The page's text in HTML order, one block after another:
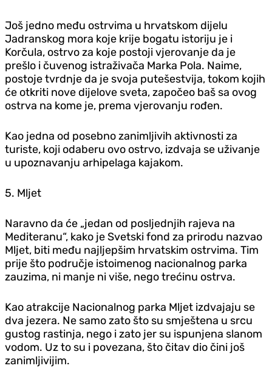
Još jedno među ostrvima u hrvatskom dijelu
Jadranskog mora koje krije bogatu istoriju je i
Korčula, ostrvo za koje postoji vjerovanje da je
prešlo i čuvenog istraživača Marka Pola. Naime,
postoje tvrdnje da je svoja putešestvija, tokom kojih
će otkriti nove dijelove sveta, započeo baš sa ovog
ostrva na kome je, prema vjerovanju rođen.
Kao jedna od posebno zanimljivih aktivnosti za
turiste, koji odaberu ovo ostrvo, izdvaja se uživanje
u upoznavanju arhipelaga kajakom.
5. Mljet
Naravno da će „jedan od posljednjih rajeva na
Mediteranu“, kako je Svetski fond za prirodu nazvao
Mljet, biti među najljepšim hrvatskim ostrvima. Tim
prije što područje istoimenog nacionalnog parka
zauzima, ni manje ni više, nego trećinu ostrva.
Kao atrakcije Nacionalnog parka Mljet izdvajaju se
dva jezera. Ne samo zato što su smještena u srcu
gustog rastinja, nego i zato jer su ispunjena slanom
vodom. Uz to su i povezana, što čitav dio čini još
zanimljivijim.